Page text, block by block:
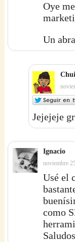
Oye
Un
Jejejeje
Ignacio
noviembre
Usé el
como